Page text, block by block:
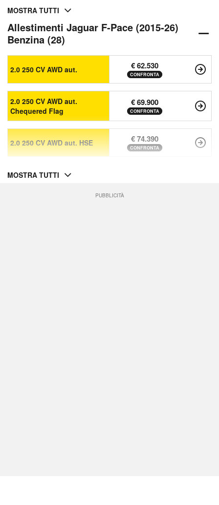
MOSTRA TUTTI
Allestimenti Jaguar F-Pace (2015-26)
Benzina (28)
2.0 250 CV AWD aut. € 62.530
CONFRONTA
2.0 250 CV AWD aut.
Chequered Flag
€ 69.900
CONFRONTA
2.0 250 CV AWD aut. HSE € 74.390
CONFRONTA
MOSTRA TUTTI
PUBBLICITÀ